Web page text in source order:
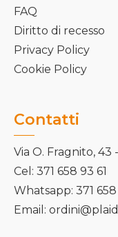
FAQ
Diritto di recesso
Privacy Policy
Cookie Policy
Contatti
Via O. Fragnito, 43
Cel: 371 658 93 61
Whatsapp: 371 658
Email: